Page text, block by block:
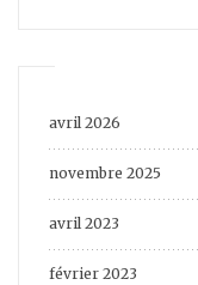
avril 2026
novembre 2025
avril 2023
février 2023